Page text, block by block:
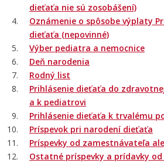
dieťaťa nie sú zosobášení)
Oznámenie o spôsobe výplaty
dieťaťa (nepovinné)
Výber pediatra a nemocnice
Deň narodenia
Rodný list
Prihlásenie dieťaťa do
a k pediatrovi
Prihlásenie dieťaťa k trvalému
Príspevok pri narodení dieťaťa
Príspevky od zamestnávateľa
Ostatné príspevky a prídavky